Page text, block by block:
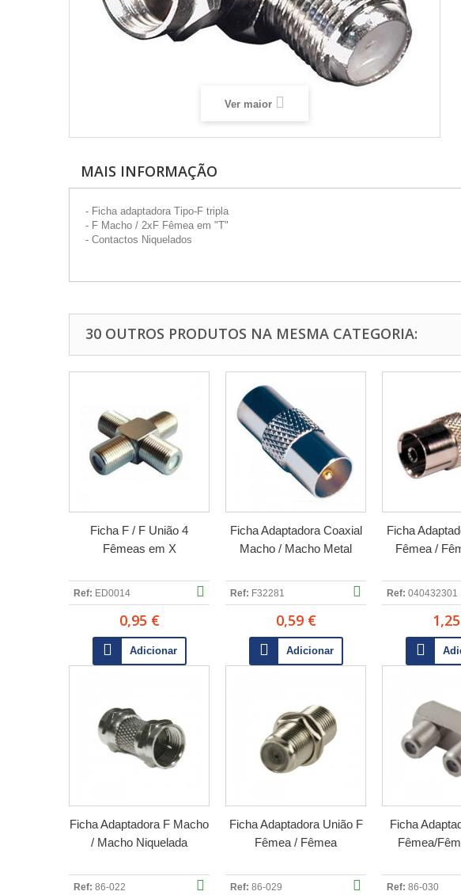
Ver maior
MAIS INFORMAÇÃO
- Ficha adaptadora Tipo-F tripla
- F Macho / 2xF Fêmea em "T"
- Contactos Niquelados
30 OUTROS PRODUTOS NA MESMA CATEGORIA:
Ficha F / F União 4
Fêmeas em X
Ref: ED0014
0,95 €
Adicionar
Ficha Adaptadora Coaxial
Macho / Macho Metal
Ref: F32281
0,59 €
Adicionar
Ficha
Fêmea /
Ref: 040432301
Ficha Adaptadora F Macho
/ Macho Niquelada
Ref: 86-022
Ficha Adaptadora União F
Fêmea / Fêmea
Ref: 86-029
Ficha
Fêmea/
Ref: 86-030